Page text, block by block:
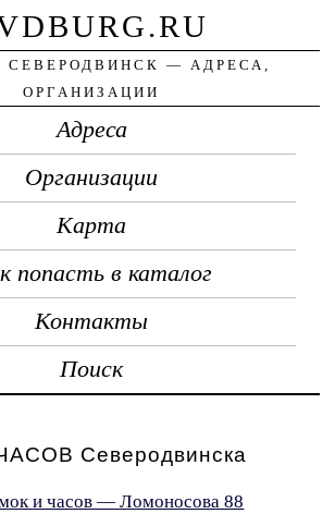
СЕВЕРОДВИНСК — АДРЕСА,
ОРГАНИЗАЦИИ
Адреса
Организации
Карта
попасть в каталог
Контакты
Поиск
Северодвинска
и часов — Ломоносова 88